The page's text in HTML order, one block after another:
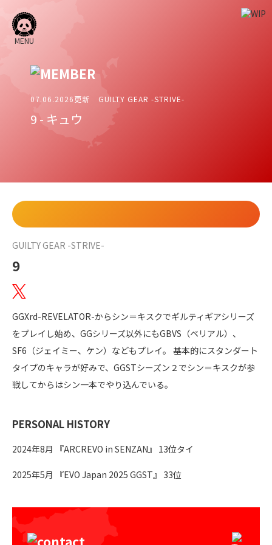
MENU
07.06.2026更新 GUILTY GEAR -STRIVE-
9 - キュウ
GUILTY GEAR -STRIVE-
9
GGXrd-REVELATOR-からシン＝キスクでギルティギアシリーズ
をプレイし始め、GGシリーズ以外にもGBVS（ベリアル）、
SF6（ジェイミー、ケン）などもプレイ。 基本的にスタンダート
タイプのキャラが好みで、GGSTシーズン２でシン＝キスクが参
戦してからはシン一本でやり込んでいる。
PERSONAL HISTORY
2024年8月 『ARCREVO in SENZAN』 13位タイ
2025年5月 『EVO Japan 2025 GGST』 33位